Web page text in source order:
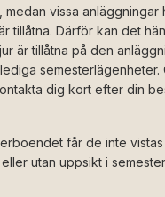
vissa anläggningar
tillåtna. Därför kan det
är tillåtna på den
semesterlägenheter.
dig kort efter din
får de inte
utan uppsikt i